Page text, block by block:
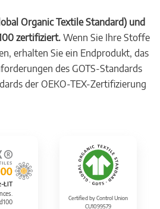
Organic Textile Standard) und
zertifiziert. Wenn Sie Ihre Stoffe
erhalten Sie ein Endprodukt, das
des GOTS-Standards
der OEKO-TEX-Zertifizierung
ŁIT
Certified by Control Union
CU1099579